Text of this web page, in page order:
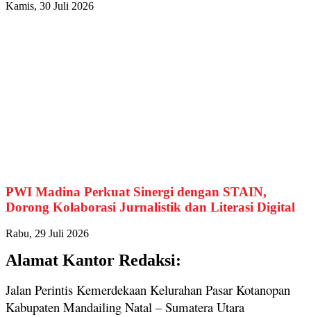
Kamis, 30 Juli 2026
PWI Madina Perkuat Sinergi dengan STAIN,
Dorong Kolaborasi Jurnalistik dan Literasi Digital
Rabu, 29 Juli 2026
Alamat Kantor Redaksi:
Jalan Perintis Kemerdekaan Kelurahan Pasar Kotanopan
Kabupaten Mandailing Natal – Sumatera Utara